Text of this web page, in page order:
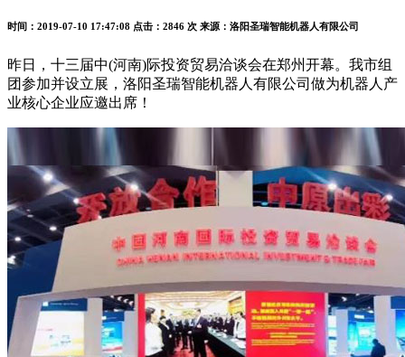
时间：2019-07-10 17:47:08 点击：2846 次 来源：洛阳圣瑞智能机器人有限公司
昨日，十三届中(河南)际投资贸易洽谈会在郑州开幕。我市组
团参加并设立展，洛阳圣瑞智能机器人有限公司做为机器人产
业核心企业应邀出席！